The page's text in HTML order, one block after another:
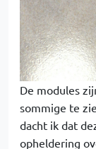
De modules
sommige te
dacht ik dat
opheldering